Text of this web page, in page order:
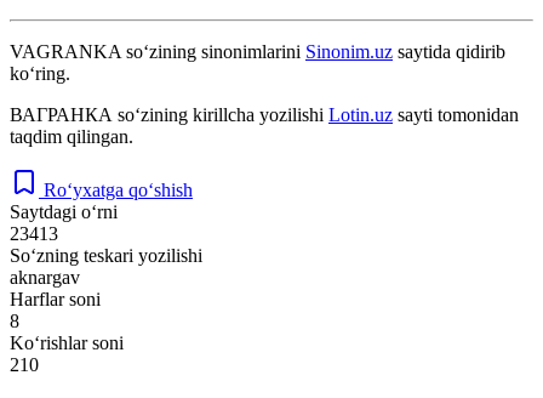
VAGRANKA so‘zining sinonimlarini Sinonim.uz saytida qidirib
ko‘ring.
ВАГРАНКА so‘zining kirillcha yozilishi Lotin.uz sayti tomonidan
taqdim qilingan.
Ro‘yxatga qo‘shish
Saytdagi o‘rni
23413
So‘zning teskari yozilishi
aknargav
Harflar soni
8
Ko‘rishlar soni
210